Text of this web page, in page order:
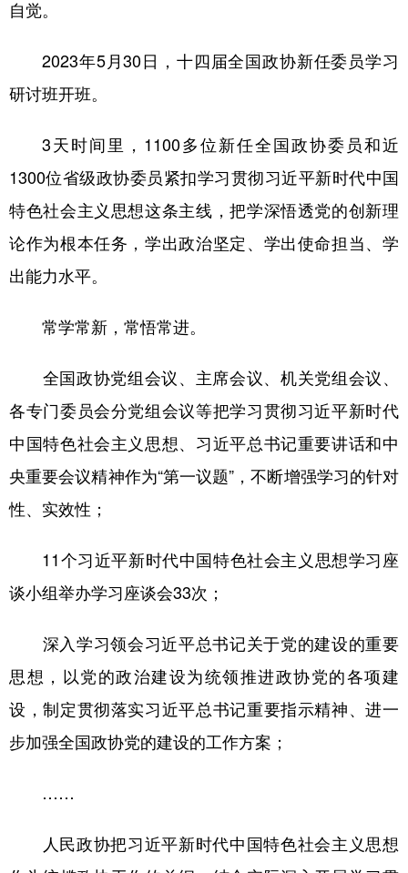
自觉。
2023年5月30日，十四届全国政协新任委员学习
研讨班开班。
3天时间里，1100多位新任全国政协委员和近
1300位省级政协委员紧扣学习贯彻习近平新时代中国
特色社会主义思想这条主线，把学深悟透党的创新理
论作为根本任务，学出政治坚定、学出使命担当、学
出能力水平。
常学常新，常悟常进。
全国政协党组会议、主席会议、机关党组会议、
各专门委员会分党组会议等把学习贯彻习近平新时代
中国特色社会主义思想、习近平总书记重要讲话和中
央重要会议精神作为“第一议题”，不断增强学习的针对
性、实效性；
11个习近平新时代中国特色社会主义思想学习座
谈小组举办学习座谈会33次；
深入学习领会习近平总书记关于党的建设的重要
思想，以党的政治建设为统领推进政协党的各项建
设，制定贯彻落实习近平总书记重要指示精神、进一
步加强全国政协党的建设的工作方案；
人民政协把习近平新时代中国特色社会主义思想